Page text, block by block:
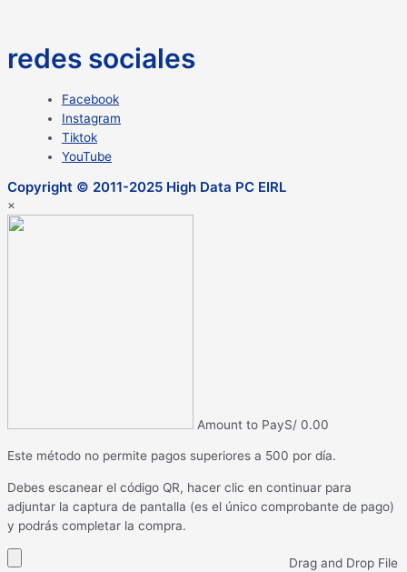
redes sociales
Facebook
Instagram
Tiktok
YouTube
Copyright © 2011-2025 High Data PC EIRL
×
Amount to PayS/ 0.00
Este método no permite pagos superiores a 500 por día.
Debes escanear el código QR, hacer clic en continuar para
adjuntar la captura de pantalla (es el único comprobante de pago)
y podrás completar la compra.
Drag and Drop File